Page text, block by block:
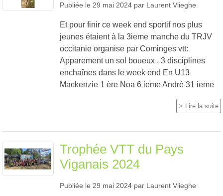
Publiée le 29 mai 2024 par Laurent Vlieghe
Et pour finir ce week end sportif nos plus
jeunes étaient à la 3ieme manche du TRJV
occitanie organise par Cominges vtt:
Apparement un sol boueux , 3 disciplines
enchaînes dans le week end En U13
Mackenzie 1 ère Noa 6 ieme André 31 ieme
Lire la suite
Trophée VTT du Pays
Viganais 2024
Publiée le 29 mai 2024 par Laurent Vlieghe